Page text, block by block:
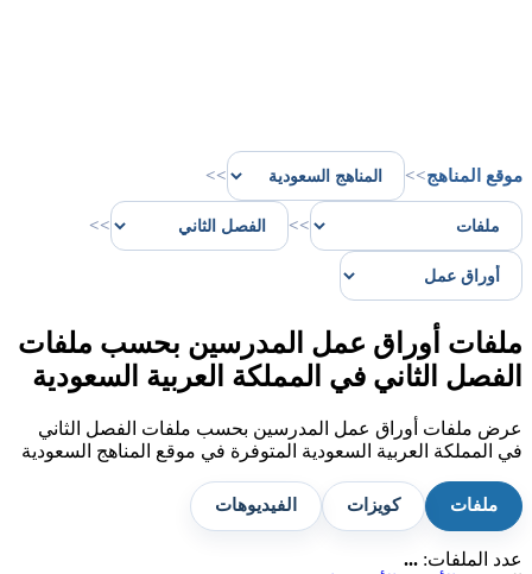
موقع المناهج>>
>>
>>
>>
ملفات أوراق عمل المدرسين بحسب ملفات
الفصل الثاني في المملكة العربية السعودية
عرض ملفات أوراق عمل المدرسين بحسب ملفات الفصل الثاني
في المملكة العربية السعودية المتوفرة في موقع المناهج السعودية
ملفات كويزات الفيديوهات
عدد الملفات: ...